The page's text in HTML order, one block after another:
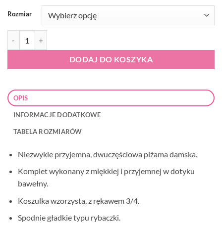
Rozmiar
DODAJ DO KOSZYKA
OPIS
INFORMACJE DODATKOWE
TABELA ROZMIARÓW
Niezwykle przyjemna, dwuczęściowa piżama damska.
Komplet wykonany z miękkiej i przyjemnej w dotyku
bawełny.
Koszulka wzorzysta, z rękawem 3/4.
Spodnie gładkie typu rybaczki.